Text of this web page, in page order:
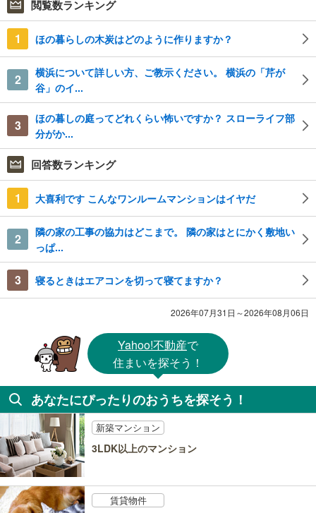
閲覧数ランキング
1 ほの暮らしの木炭はどのように作りますか？
2
横浜について詳しい方、ご教示ください。 横浜の「芹が
谷」のイ...
3
ほの暮しの庭ってどれくらい怖いですか？ スローライフ部
分がか...
回答数ランキング
1 大喜利です こんなワンルームマンションはイヤだ
2
隣の家の工事の協力はどこまで。 隣の家はとにかく敷地い
っぱ...
3 寝るときはエアコンを切って寝てますか？
2026年07月31日～2026年08月06日
Yahoo!不動産で
住まいを探そう！
あなたにぴったりのおうちを探そう！
新築マンション
3LDK以上のマンション
賃貸物件